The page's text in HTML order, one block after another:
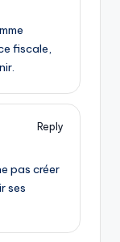
fiscale,
Reply
pas créer
ses